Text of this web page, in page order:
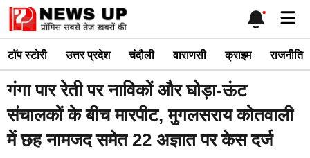
Skip
content
टाॅप स्टोरी उत्तर प्रदेश चंदौली वाराणसी क्राइम राजनीति
गंगा पार रेती पर नाविकों और घोड़ा-ऊंट
संचालकों के बीच मारपीट, मुगलसराय कोतवाली
में छह नामजद समेत 22 अज्ञात पर केस दर्ज